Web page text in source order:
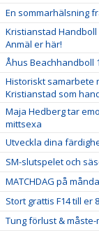
En sommarhälsning
Kristianstad
Anmäl er här!
Åhus Beachhandboll
Historiskt samarbete
Kristianstad som
Maja Hedberg tar
mittsexa
Utveckla dina
SM-slutspelet och
MATCHDAG på
Stort grattis F14 till er
Tung förlust & måste-